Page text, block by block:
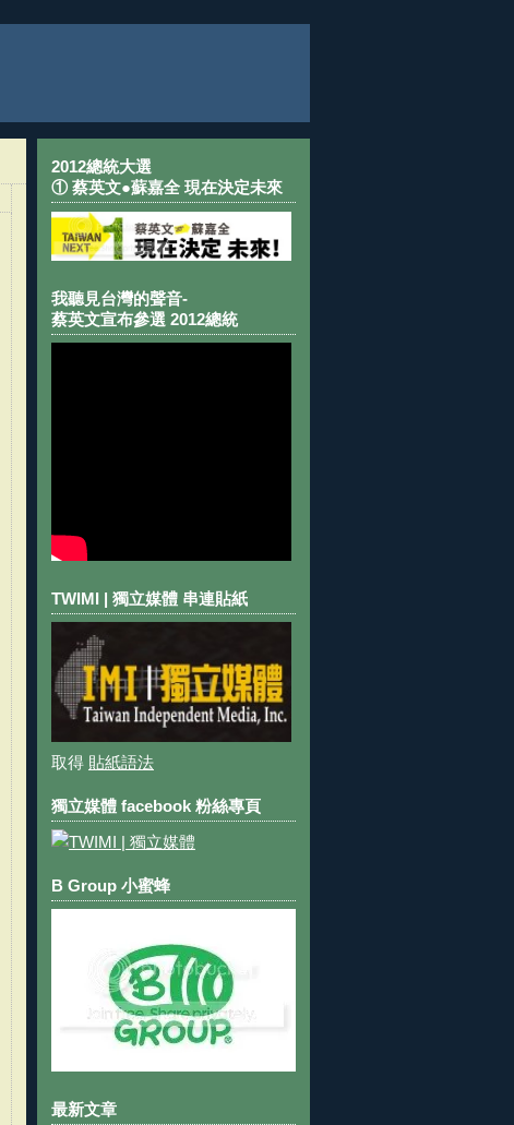
2012總統大選
① 蔡英文●蘇嘉全 現在決定未來
我聽見台灣的聲音-
蔡英文宣布參選 2012總統
TWIMI | 獨立媒體 串連貼紙
取得 貼紙語法
獨立媒體 facebook 粉絲專頁
B Group 小蜜蜂
最新文章